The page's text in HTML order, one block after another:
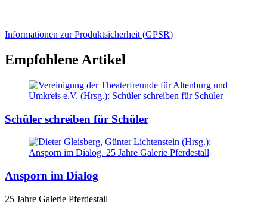
Informationen zur Produktsicherheit (GPSR)
Empfohlene Artikel
Schüler schreiben für Schüler
Ansporn im Dialog
25 Jahre Galerie Pferdestall